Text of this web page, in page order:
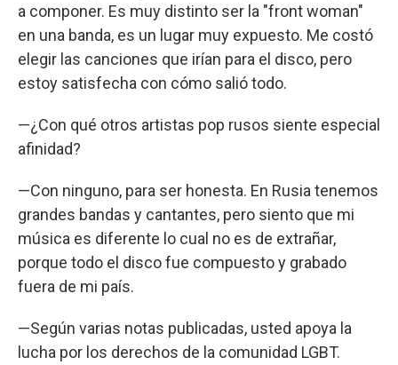
a componer. Es muy distinto ser la "front woman"
en una banda, es un lugar muy expuesto. Me costó
elegir las canciones que irían para el disco, pero
estoy satisfecha con cómo salió todo.
—¿Con qué otros artistas pop rusos siente especial
afinidad?
—Con ninguno, para ser honesta. En Rusia tenemos
grandes bandas y cantantes, pero siento que mi
música es diferente lo cual no es de extrañar,
porque todo el disco fue compuesto y grabado
fuera de mi país.
—Según varias notas publicadas, usted apoya la
lucha por los derechos de la comunidad LGBT.